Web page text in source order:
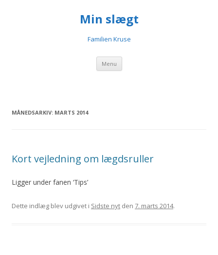
Min slægt
Familien Kruse
Menu Videre til indhold
MÅNEDSARKIV: MARTS 2014
Kort vejledning om lægdsruller
Ligger under fanen ‘Tips’
Dette indlæg blev udgivet i Sidste nyt den 7. marts 2014.